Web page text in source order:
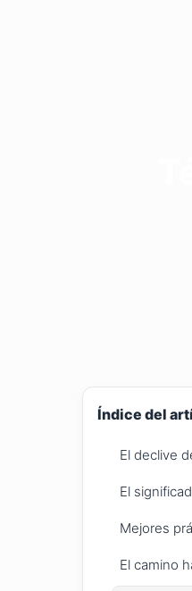
Índice del
El declive
El
Mejores
El camino